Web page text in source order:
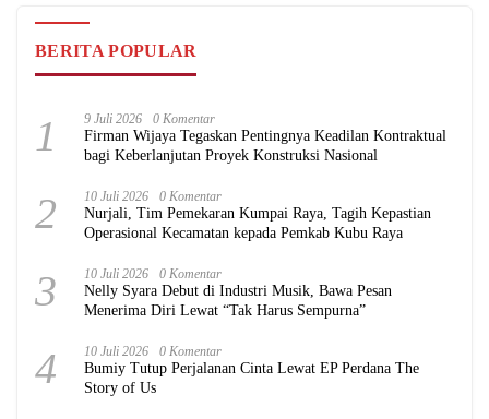
BERITA POPULAR
1 9 Juli 2026 0 Komentar
Firman Wijaya Tegaskan Pentingnya Keadilan Kontraktual
bagi Keberlanjutan Proyek Konstruksi Nasional
2 10 Juli 2026 0 Komentar
Nurjali, Tim Pemekaran Kumpai Raya, Tagih Kepastian
Operasional Kecamatan kepada Pemkab Kubu Raya
3 10 Juli 2026 0 Komentar
Nelly Syara Debut di Industri Musik, Bawa Pesan
Menerima Diri Lewat “Tak Harus Sempurna”
4 10 Juli 2026 0 Komentar
Bumiy Tutup Perjalanan Cinta Lewat EP Perdana The
Story of Us